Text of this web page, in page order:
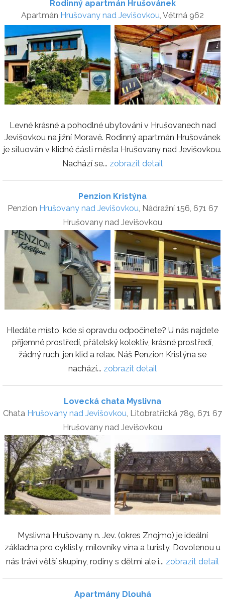
Rodinný apartmán Hrušovánek
Apartmán Hrušovany nad Jevišovkou , Větrná 962
Levné krásné a pohodlné ubytování v Hrušovanech nad
Jevišovkou na jižní Moravě. Rodinný apartmán Hrušovánek
je situován v klidné části města Hrušovany nad Jevišovkou.
Nachází se... zobrazit detail
Penzion Kristýna
Penzion Hrušovany nad Jevišovkou , Nádražní 156, 671 67
Hrušovany nad Jevišovkou
Hledáte místo, kde si opravdu odpočinete? U nás najdete
příjemné prostředí, přátelský kolektiv, krásné prostředí,
žádný ruch, jen klid a relax. Náš Penzion Kristýna se
nachází... zobrazit detail
Lovecká chata Myslivna
Chata Hrušovany nad Jevišovkou, Litobratřická 789, 671 67
Hrušovany nad Jevišovkou
Myslivna Hrušovany n. Jev. (okres Znojmo) je ideální
základna pro cyklisty, milovníky vína a turisty. Dovolenou u
nás tráví větší skupiny, rodiny s dětmi ale i... zobrazit detail
Apartmány Dlouhá